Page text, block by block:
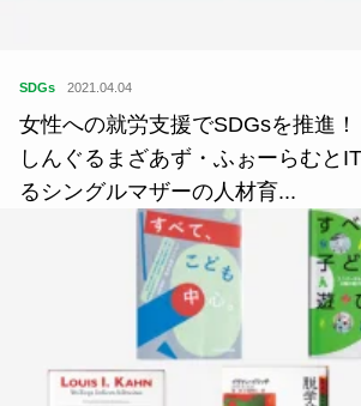
SDGs 2021.04.04
女性への就労支援でSDGsを推進
しんぐるまざあず・ふぉーらむと
るシングルマザーの人材育...